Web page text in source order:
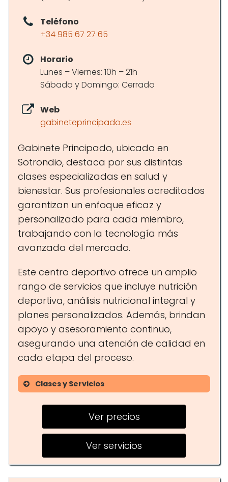
Teléfono
+34 985 67 27 65
Horario
Lunes – Viernes: 10h – 21h
Sábado y Domingo: Cerrado
Web
gabineteprincipado.es
Gabinete Principado, ubicado en
Sotrondio, destaca por sus distintas
clases especializadas en salud y
bienestar. Sus profesionales acreditados
garantizan un enfoque eficaz y
personalizado para cada miembro,
trabajando con la tecnología más
avanzada del mercado.
Este centro deportivo ofrece un amplio
rango de servicios que incluye nutrición
deportiva, análisis nutricional integral y
planes personalizados. Además, brindan
apoyo y asesoramiento continuo,
asegurando una atención de calidad en
cada etapa del proceso.
Clases y Servicios
Nutrición deportiva
Análisis y evaluación nutricional
integral
Psicología y educación nutricional
Planes y dietas personalizadas
Ver precios
Ver servicios